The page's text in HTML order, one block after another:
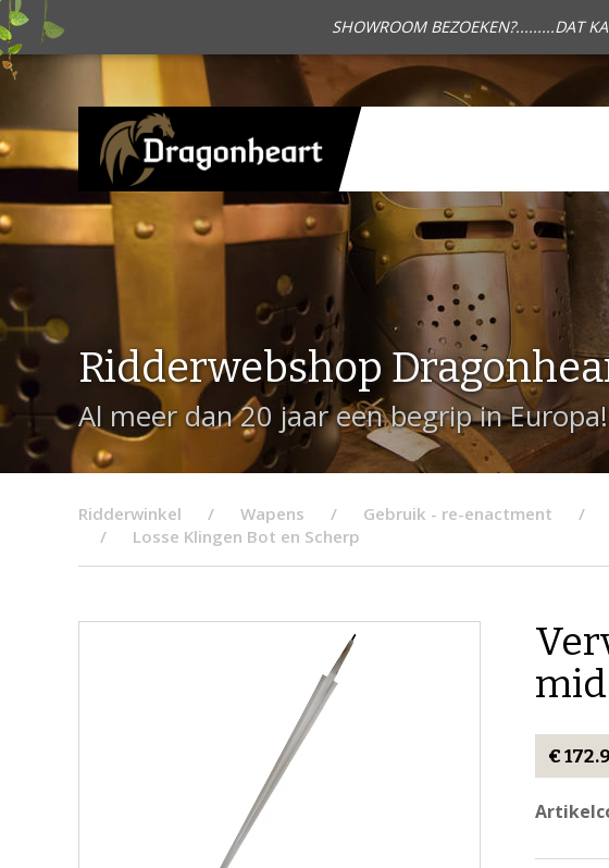
SHOWROOM BEZOEKEN?.........DAT
Ridderwebshop
Al meer dan 20 jaar een begrip in Europa!
Ridderwinkel Wapens Gebruik - re-enactment
Losse Klingen Bot en Scherp
€